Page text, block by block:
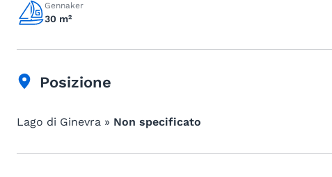
Gennaker
30 m²
Posizione
Lago di Ginevra » Non specificato